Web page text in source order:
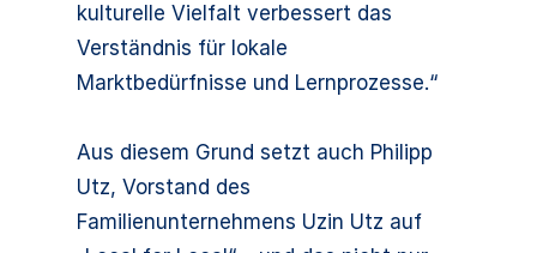
kulturelle Vielfalt verbessert das
Verständnis für lokale
Marktbedürfnisse und Lernprozesse.“
Aus diesem Grund setzt auch Philipp
Utz, Vorstand des
Familienunternehmens Uzin Utz auf